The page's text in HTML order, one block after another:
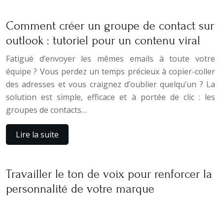
Comment créer un groupe de contact sur
outlook : tutoriel pour un contenu viral
Fatigué d’envoyer les mêmes emails à toute votre
équipe ? Vous perdez un temps précieux à copier-coller
des adresses et vous craignez d’oublier quelqu’un ? La
solution est simple, efficace et à portée de clic : les
groupes de contacts…
Lire la suite
Travailler le ton de voix pour renforcer la
personnalité de votre marque